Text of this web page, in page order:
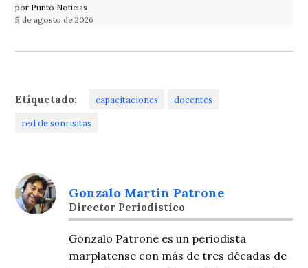
por Punto Noticias
5 de agosto de 2026
Etiquetado: capacitaciones docentes
red de sonrisitas
Gonzalo Martín Patrone
Director Periodistico
Gonzalo Patrone es un periodista
marplatense con más de tres décadas de